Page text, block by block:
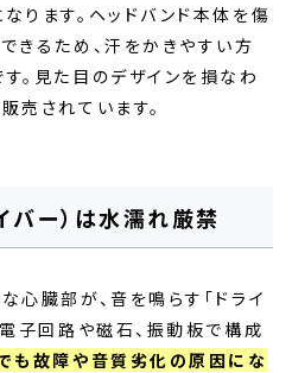
ります。ヘッドバンド本体を傷
きるため、汗をかきやすい方
。見た目のデザインを損なわ
売されています。
バー）は水濡れ厳禁
心臓部が、音を鳴らす「ドライ
電子回路や磁石、振動板で構成
も故障や音質劣化の原因にな